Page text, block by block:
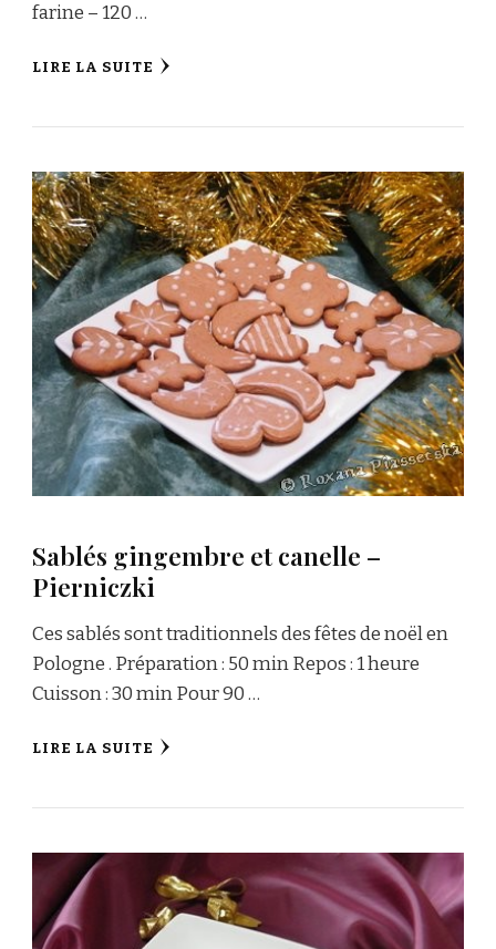
farine – 120 …
LIRE LA SUITE
Sablés gingembre et canelle –
Pierniczki
Ces sablés sont traditionnels des fêtes de noël en
Pologne . Préparation : 50 min Repos : 1 heure
Cuisson : 30 min Pour 90 …
LIRE LA SUITE